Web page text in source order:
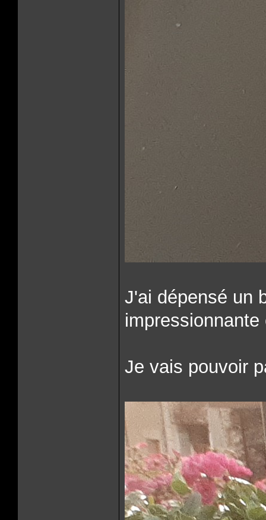
J'ai dépensé un
Je vais pouvoir